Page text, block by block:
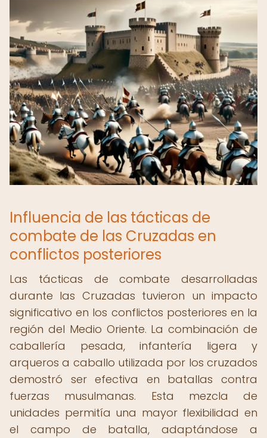
Influencia de las tácticas de
combate de las Cruzadas en
conflictos posteriores
Las tácticas de combate desarrolladas
durante las Cruzadas tuvieron un impacto
significativo en los conflictos posteriores en la
región del Medio Oriente. La combinación de
caballería pesada, infantería ligera y
arqueros a caballo utilizada por los cruzados
demostró ser efectiva en batallas contra
fuerzas musulmanas. Esta mezcla de
unidades permitía una mayor flexibilidad en
el campo de batalla, adaptándose a